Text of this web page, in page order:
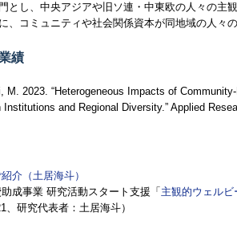
とし、中央アジアや旧ソ連・中東欧の人々の主
、コミュニティや社会関係資本が同地域の人々
績
M. 2023. “Heterogeneous Impacts of
Institutions and Regional Diversity.” Applied
介（土居海斗）
成事業 研究活動スタート支援「 主観的ウェル
、研究代表者：土居海斗）